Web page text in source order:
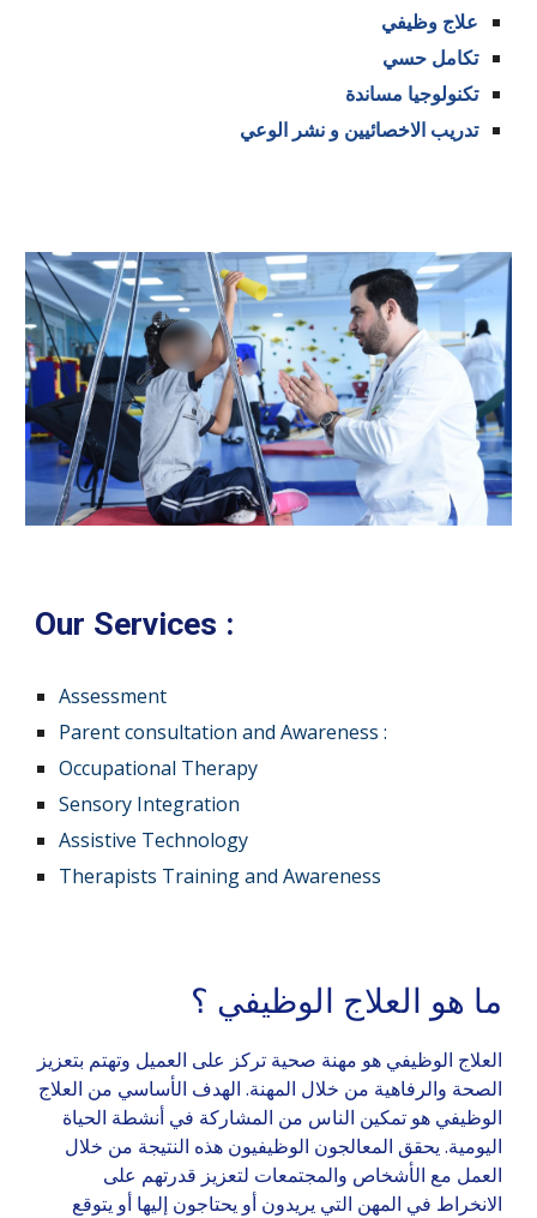
علاج وظيفي
تكامل حسي
تكنولوجيا مساندة
تدريب الاخصائيين و نشر الوعي
Our Services :
Assessment
Parent consultation and Awareness :
Occupational Therapy
Sensory Integration
Assistive Technology
Therapists Training and Awareness
ما هو العلاج الوظيفي ؟
العلاج الوظيفي هو مهنة صحية تركز على العميل وتهتم بتعزيز
الصحة والرفاهية من خلال المهنة. الهدف الأساسي من العلاج
الوظيفي هو تمكين الناس من المشاركة في أنشطة الحياة
اليومية. يحقق المعالجون الوظيفيون هذه النتيجة من خلال
العمل مع الأشخاص والمجتمعات لتعزيز قدرتهم على
الانخراط في المهن التي يريدون أو يحتاجون إليها أو يتوقع